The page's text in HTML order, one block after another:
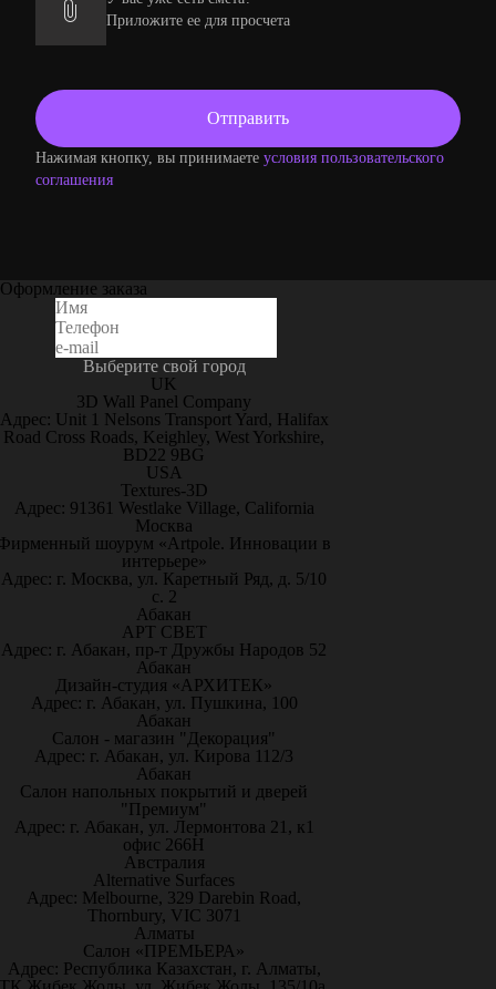
Приложите ее для просчета
Нажимая кнопку, вы принимаете условия пользовательского
соглашения
Оформление заказа
Выберите свой город
UK
3D Wall Panel Company
Адрес: Unit 1 Nelsons Transport Yard, Halifax
Road Cross Roads, Keighley, West Yorkshire,
BD22 9BG
USA
Textures-3D
Адрес: 91361 Westlake Village, California
Москва
шоурум «Artpole. Инновации в
интерьере»
Адрес: г. Москва, ул. Каретный Ряд, д. 5/10
с. 2
Абакан
АРТ СВЕТ
Адрес: г. Абакан, пр-т Дружбы Народов 52
Абакан
Дизайн-студия «АРХИТЕК»
Адрес: г. Абакан, ул. Пушкина, 100
Абакан
Салон - магазин "Декорация"
Адрес: г. Абакан, ул. Кирова 112/3
Абакан
Салон напольных покрытий и дверей
"Премиум"
Адрес: г. Абакан, ул. Лермонтова 21, к1
офис 266Н
Австралия
Alternative Surfaces
Адрес: Melbourne, 329 Darebin Road,
Thornbury, VIC 3071
Алматы
Салон «ПРЕМЬЕРА»
Адрес: Республика Казахстан, г. Алматы,